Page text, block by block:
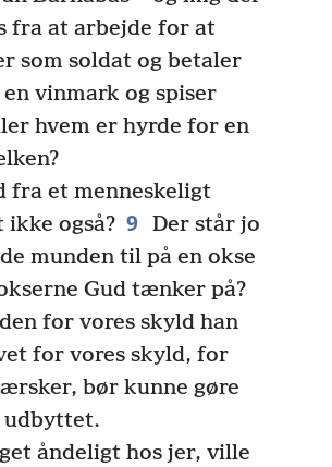
fra at arbejde for at
som soldat og betaler
vinmark og spiser
hvem er hyrde for en
fra et menneskeligt
ikke også? 9 Der står jo
munden til på en okse
Gud tænker på?
for vores skyld han
for vores skyld, for
bør kunne gøre
udbyttet.
åndeligt hos jer, ville